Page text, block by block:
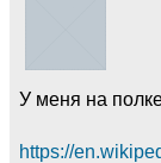
У меня на полке
https://